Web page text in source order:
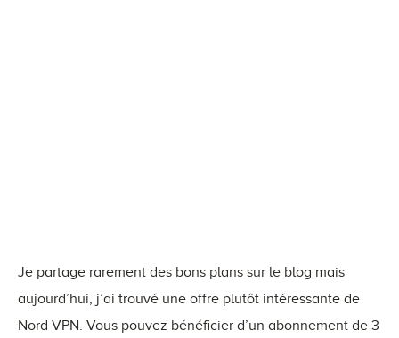
Je partage rarement des bons plans sur le blog mais
aujourd’hui, j’ai trouvé une offre plutôt intéressante de
Nord VPN. Vous pouvez bénéficier d’un abonnement de 3